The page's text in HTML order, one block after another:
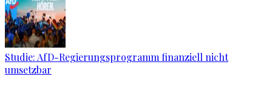
Studie: AfD-Regierungsprogramm finanziell nicht
umsetzbar